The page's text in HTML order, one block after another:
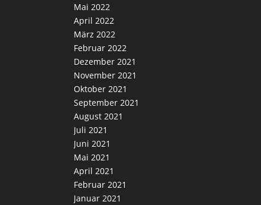
Mai 2022
April 2022
März 2022
Februar 2022
Dezember 2021
November 2021
Oktober 2021
September 2021
August 2021
Juli 2021
Juni 2021
Mai 2021
April 2021
Februar 2021
Januar 2021